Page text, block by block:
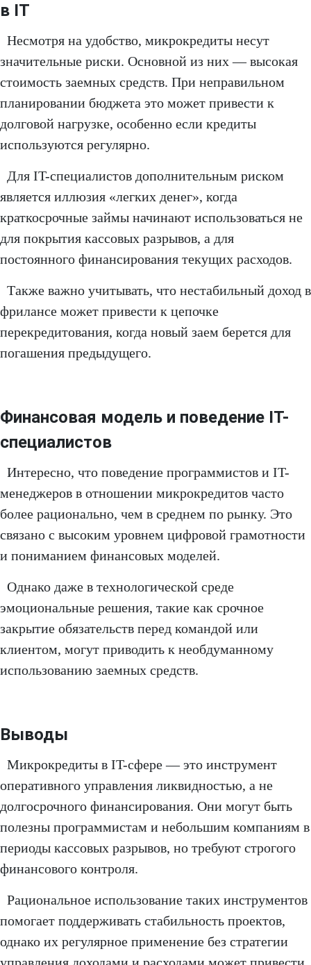
в IT
Несмотря на удобство, микрокредиты несут
значительные риски. Основной из них — высокая
стоимость заемных средств. При неправильном
планировании бюджета это может привести к
долговой нагрузке, особенно если кредиты
используются регулярно.
Для IT-специалистов дополнительным риском
является иллюзия «легких денег», когда
краткосрочные займы начинают использоваться не
для покрытия кассовых разрывов, а для
постоянного финансирования текущих расходов.
Также важно учитывать, что нестабильный доход в
фрилансе может привести к цепочке
перекредитования, когда новый заем берется для
погашения предыдущего.
Финансовая модель и поведение IT-
специалистов
Интересно, что поведение программистов и IT-
менеджеров в отношении микрокредитов часто
более рационально, чем в среднем по рынку. Это
связано с высоким уровнем цифровой грамотности
и пониманием финансовых моделей.
Однако даже в технологической среде
эмоциональные решения, такие как срочное
закрытие обязательств перед командой или
клиентом, могут приводить к необдуманному
использованию заемных средств.
Выводы
Микрокредиты в IT-сфере — это инструмент
оперативного управления ликвидностью, а не
долгосрочного финансирования. Они могут быть
полезны программистам и небольшим компаниям в
периоды кассовых разрывов, но требуют строгого
финансового контроля.
Рациональное использование таких инструментов
помогает поддерживать стабильность проектов,
однако их регулярное применение без стратегии